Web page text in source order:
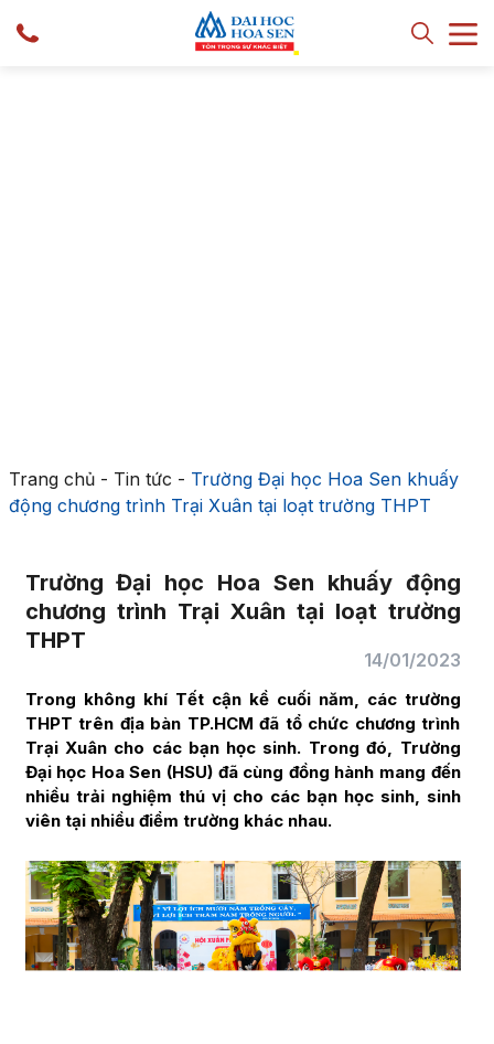
Trang chủ- Tin tức - Trường Đại học Hoa Sen khuấy
động chương trình Trại Xuân tại loạt trường THPT
Trường Đại học Hoa Sen khuấy động
chương trình Trại Xuân tại loạt trường
THPT
14/01/2023
Trong không khí Tết cận kề cuối năm, các trường
THPT trên địa bàn TP.HCM đã tổ chức chương trình
Trại Xuân cho các bạn học sinh. Trong đó, Trường
Đại học Hoa Sen (HSU) đã cùng đồng hành mang đến
nhiều trải nghiệm thú vị cho các bạn học sinh, sinh
viên tại nhiều điểm trường khác nhau.